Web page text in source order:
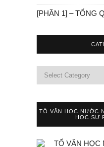
[PHẦN 1] – TỔNG
TỔ VĂN HỌC NƯỚC
HỌC SƯ